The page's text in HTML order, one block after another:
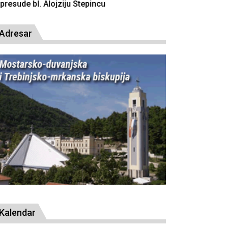
bl. Alojziju Stepincu